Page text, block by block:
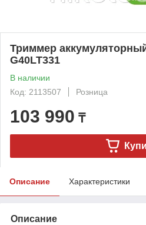
Триммер
G40LT331
В наличии
Код: 2113507
Розница
103 990 ₸
Описание Характеристики
Описание